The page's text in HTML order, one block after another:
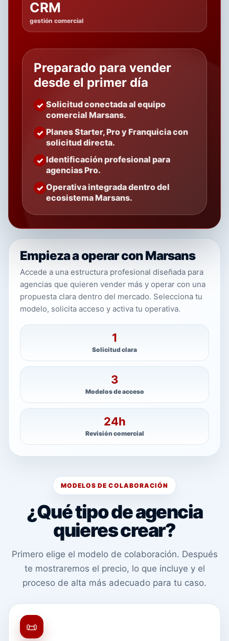
CRM
gestión comercial
Preparado para vender
desde el primer día
Solicitud conectada al equipo
comercial Marsans.
Planes Starter, Pro y Franquicia con
solicitud directa.
Identificación profesional para
agencias Pro.
Operativa integrada dentro del
ecosistema Marsans.
Empieza a operar con Marsans
Accede a una estructura profesional diseñada para
agencias que quieren vender más y operar con una
propuesta clara dentro del mercado. Selecciona tu
modelo, solicita acceso y activa tu operativa.
1
Solicitud clara
3
Modelos de acceso
24h
Revisión comercial
MODELOS DE COLABORACIÓN
¿Qué tipo de agencia
quieres crear?
Primero elige el modelo de colaboración. Después
te mostraremos el precio, lo que incluye y el
proceso de alta más adecuado para tu caso.
📜